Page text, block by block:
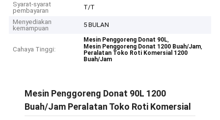
Syarat-syarat
pembayaran
T/T
Menyediakan
kemampuan
5 BULAN
Cahaya Tinggi:
Mesin Penggoreng Donat 90L,
Mesin Penggoreng Donat 1200 Buah/Jam,
Peralatan Toko Roti Komersial 1200
Buah/Jam
Mesin Penggoreng Donat 90L 1200
Buah/Jam Peralatan Toko Roti Komersial